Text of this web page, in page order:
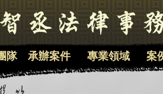
隊 承辦案件 專業領域 案